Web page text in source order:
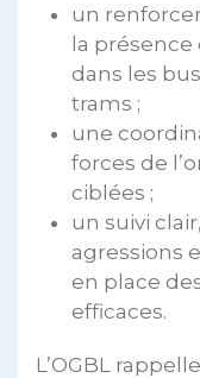
un
la présence
dans les
trams ;
une
forces de
ciblées ;
un suivi
agressions
en place
efficaces.
L’OGBL